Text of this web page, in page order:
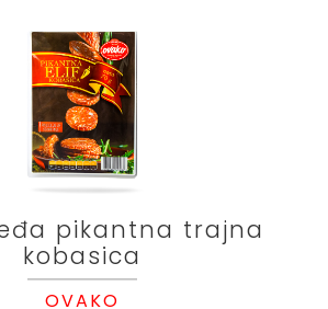
pikantna trajna
kobasica
OVAKO